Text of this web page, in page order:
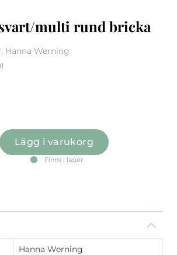
multi rund bricka
Hanna Werning
svart/multi rund bricka mängd
Lägg i varukorg
Finns i lager
Hanna Werning